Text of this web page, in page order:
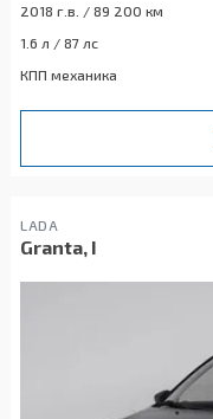
2018 г.в. / 89 200 км
1.6 л / 87 лс
КПП механика
LADA
Granta, I